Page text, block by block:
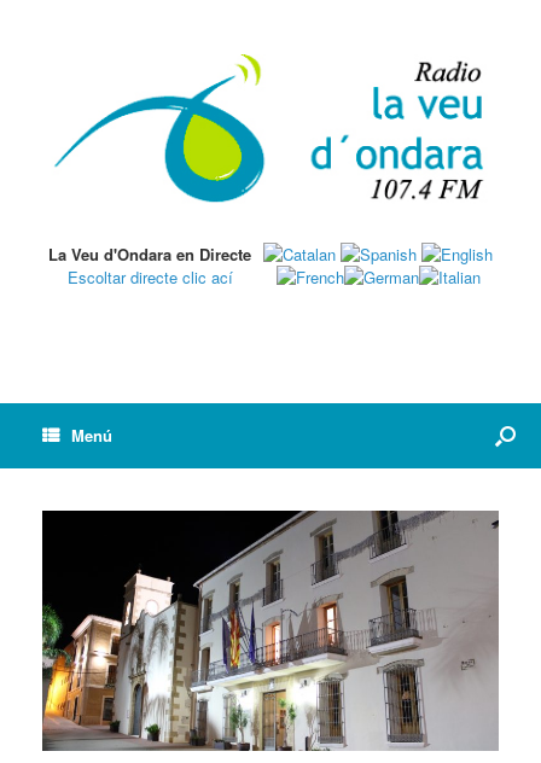
La Veu d'Ondara en Directe
Escoltar directe clic ací
Menú